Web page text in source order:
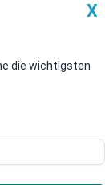
X
die wichtigsten